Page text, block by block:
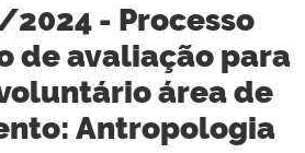
- Processo
de avaliação para
área de
Antropologia